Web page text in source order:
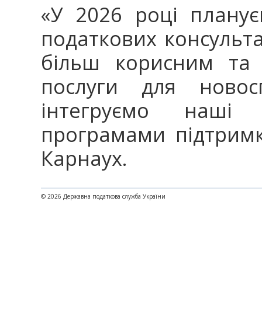
«У 2026 році
податкових
більш корисним
послуги для
інтегруємо
програмами
Карнаух.
© 2026 Державна податкова служба України